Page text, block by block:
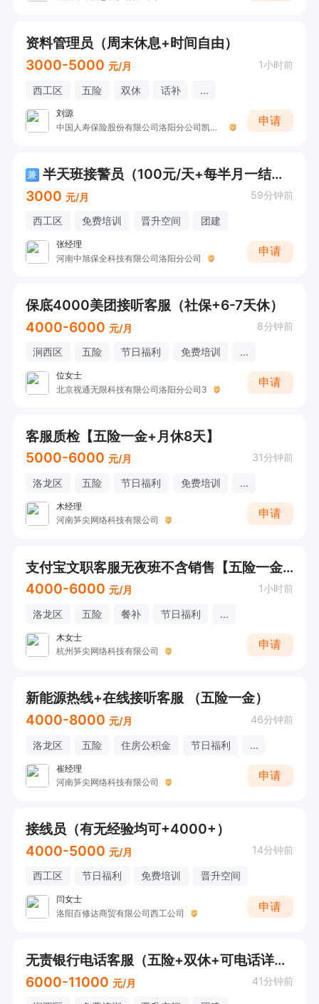
资料管理员（周末休息+时间自由）
3000-5000 元/月 1小时前
西工区 五险 双休 话补 ...
刘源
中国人寿保险股份有限公司洛阳分公司凯旋营销服务部收展二部
申请
兼
半天班接警员（100元/天+每半月一结算 ）
3000 元/月 59分钟前
西工区 免费培训 晋升空间 团建
张经理
河南中旭保全科技有限公司洛阳分公司
申请
保底4000美团接听客服（社保+6-7天休）
4000-6000 元/月 8分钟前
涧西区 五险 节日福利 免费培训 ...
位女士
北京视通无限科技有限公司洛阳分公司3
申请
客服质检【五险一金+月休8天】
5000-6000 元/月 31分钟前
洛龙区 五险 节日福利 免费培训 ...
木经理
河南笋尖网络科技有限公司
申请
支付宝文职客服无夜班不含销售【五险一金+双休】
4000-6000 元/月 1小时前
洛龙区 五险 餐补 节日福利 ...
木女士
杭州笋尖网络科技有限公司
申请
新能源热线+在线接听客服 （五险一金）
4000-8000 元/月 46分钟前
洛龙区 五险 住房公积金 节日福利 ...
崔经理
河南笋尖网络科技有限公司
申请
接线员（有无经验均可+4000+）
4000-5000 元/月 14分钟前
西工区 节日福利 免费培训 晋升空间
闫女士
洛阳百修达商贸有限公司西工公司
申请
无责银行电话客服（五险+双休+可电话详询）
6000-11000 元/月 41分钟前